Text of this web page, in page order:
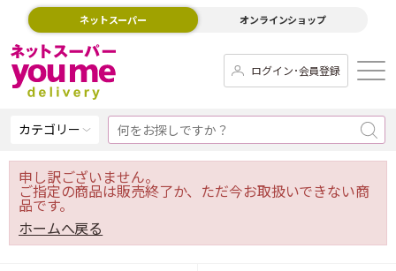
ネットスーパー オンラインショップ
ログイン･会員登録
カテゴリー
申し訳ございません。
ご指定の商品は販売終了か、ただ今お取扱いできない商
品です。
ホームへ戻る